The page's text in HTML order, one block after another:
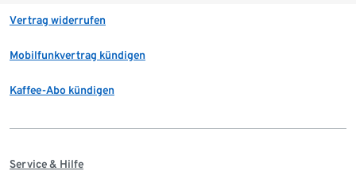
Vertrag widerrufen
Mobilfunkvertrag kündigen
Kaffee-Abo kündigen
Service & Hilfe